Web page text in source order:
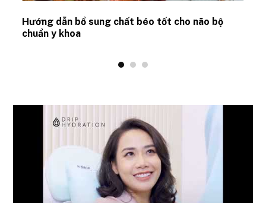
Hướng dẫn bổ sung chất béo tốt cho não bộ
chuẩn y khoa